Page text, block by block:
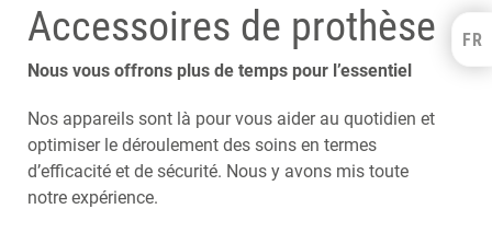
Kulzer Benelux FR
FRANÇAIS
Accessoires de prothèse
Nous vous offrons plus de temps pour l’essentiel
Nos appareils sont là pour vous aider au quotidien et
optimiser le déroulement des soins en termes
d’efficacité et de sécurité. Nous y avons mis toute
notre expérience.